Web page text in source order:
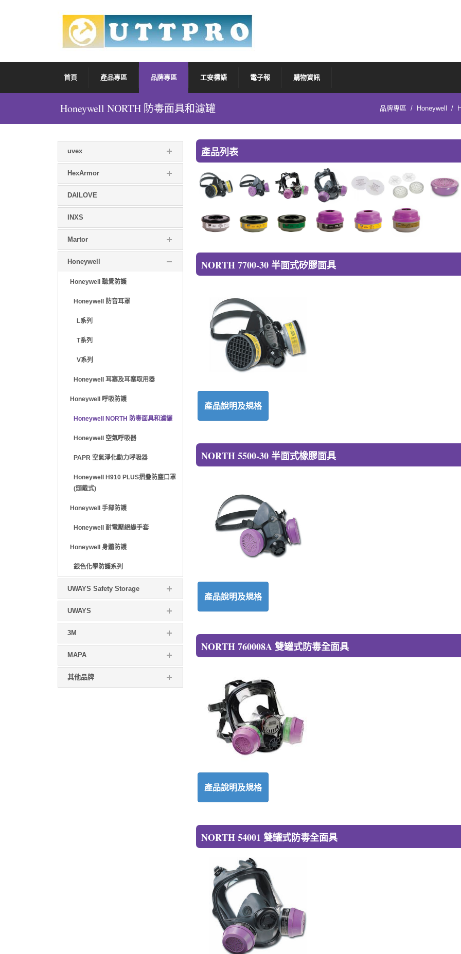
首頁 產品專區 品牌專區 工安標語 電子報 購物資訊
Honeywell NORTH 防毒面具和濾罐 品牌專區 / Honeywell /
uvex
HexArmor
DAILOVE
INXS
Martor
Honeywell
Honeywell 聽覺防護
Honeywell 防音耳罩
L系列
T系列
V系列
Honeywell 耳塞及耳塞取用器
Honeywell 呼吸防護
Honeywell NORTH 防毒面具和濾罐
Honeywell 空氣呼吸器
PAPR 空氣淨化動力呼吸器
Honeywell H910 PLUS摺疊防塵口罩
(頭戴式)
Honeywell 手部防護
Honeywell 耐電壓絕緣手套
Honeywell 身體防護
銀色化學防護系列
UWAYS Safety Storage
UWAYS
3M
MAPA
其他品牌
產品列表
NORTH 7700-30 半面式矽膠面具
產品說明及規格
NORTH 5500-30 半面式橡膠面具
產品說明及規格
NORTH 760008A 雙罐式防毒全面具
產品說明及規格
NORTH 54001 雙罐式防毒全面具